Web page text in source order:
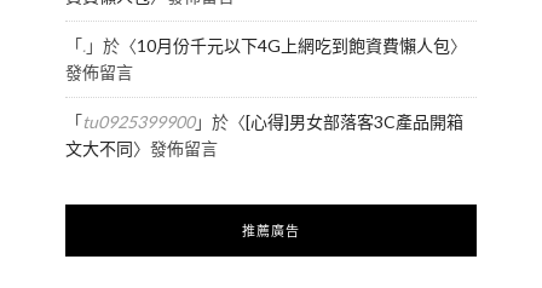
「.」於〈10月份千元以下4G上網吃到飽資費懶人包〉
發佈留言
「tu0925399900」於〈[心得]男女部落客3C產品開箱
文大不同〉發佈留言
推薦廣告